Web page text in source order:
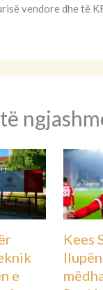
vendore dhe të
për
Kosovë Më të fundit